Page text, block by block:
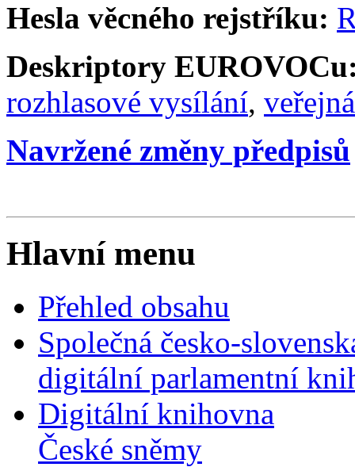
Hesla věcného rejstříku:
Deskriptory
rozhlasové vysílání,
Navržené změny předpisů
Hlavní menu
Přehled obsahu
Společná česko-
digitální parlamentní
Digitální knihovna
České sněmy